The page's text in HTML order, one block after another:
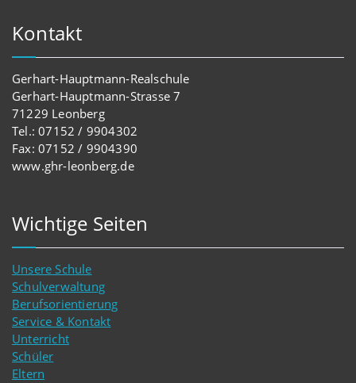
Kontakt
Gerhart-Hauptmann-Realschule
Gerhart-Hauptmann-Strasse 7
71229 Leonberg
Tel.: 07152 / 9904302
Fax: 07152 / 9904390
www.ghr-leonberg.de
Wichtige Seiten
Unsere Schule
Schulverwaltung
Berufsorientierung
Service & Kontakt
Unterricht
Schüler
Eltern